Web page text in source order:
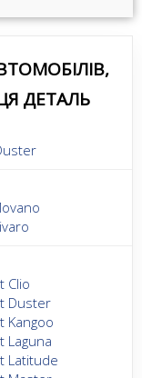
ДЕТАЛЬ
Clio
Duster
Kangoo
Laguna
Latitude